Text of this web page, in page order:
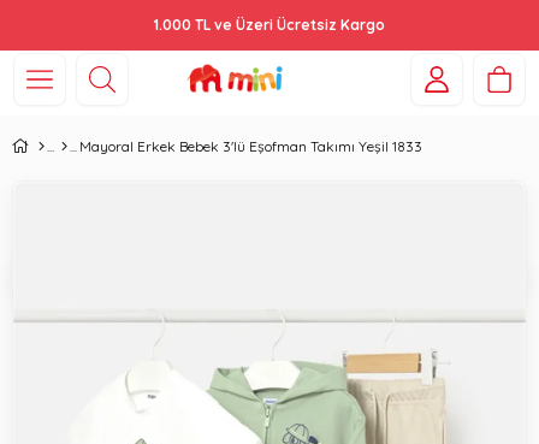
1.000 TL ve Üzeri Ücretsiz Kargo
Mayoral Erkek Bebek 3'lü Eşofman Takımı Yeşil 1833